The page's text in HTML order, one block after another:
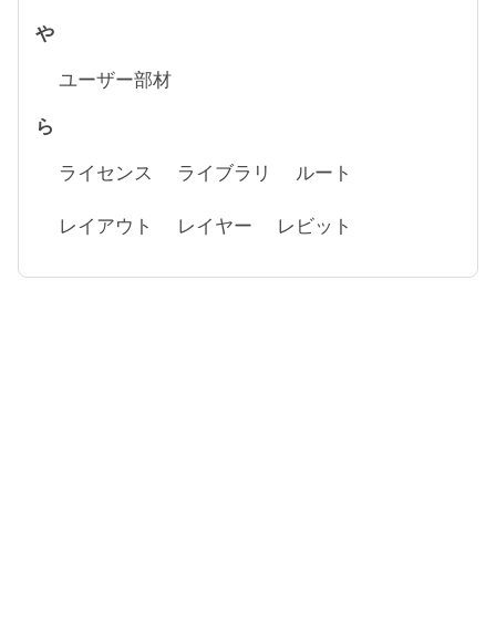
や
ユーザー部材
ら
ライセンス ライブラリ ルート
レイアウト レイヤー レビット